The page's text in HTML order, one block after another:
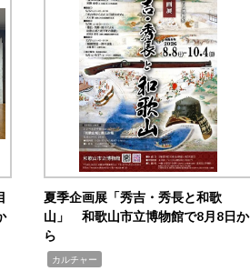
夏季企画展「秀吉・秀長と和歌
山」 和歌山市立博物館で8月8日か
ら
カルチャー